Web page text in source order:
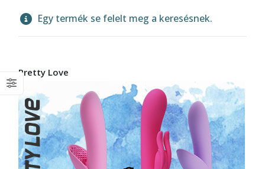
Egy termék se felelt meg a keresésnek.
Pretty Love